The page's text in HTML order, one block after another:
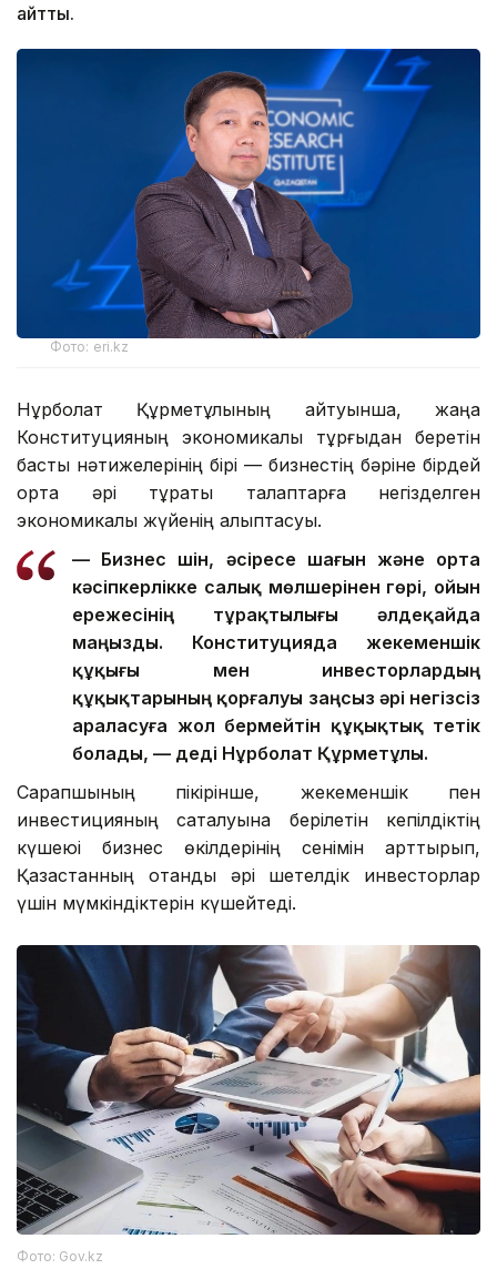
айтты.
Фото: eri.kz
Нұрболат Құрметұлының айтуынша, жаңа
Конституцияның экономикалық тұрғыдан беретін
басты нәтижелерінің бірі — бизнестің бәріне бірдей
ортақ әрі тұрақты талаптарға негізделген
экономикалық жүйенің қалыптасуы.
— Бизнес үшін, әсіресе шағын және орта
кәсіпкерлікке салық мөлшерінен гөрі, ойын
ережесінің тұрақтылығы әлдеқайда
маңызды. Конституцияда жекеменшік
құқығы мен инвесторлардың
құқықтарының қорғалуы заңсыз әрі негізсіз
араласуға жол бермейтін құқықтық тетік
болады, — деді Нұрболат Құрметұлы.
Сарапшының пікірінше, жекеменшік пен
инвестицияның сақталуына берілетін кепілдіктің
күшеюі бизнес өкілдерінің сенімін арттырып,
Қазақстанның отандық әрі шетелдік инвесторлар
үшін мүмкіндіктерін күшейтеді.
Фото: Gov.kz